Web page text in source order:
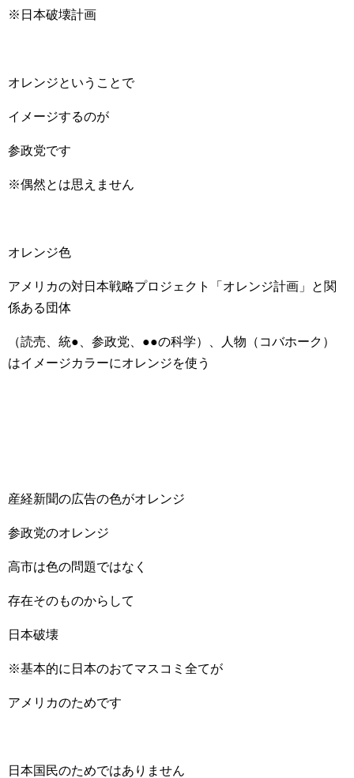
※日本破壊計画
オレンジということで
イメージするのが
参政党です
※偶然とは思えません
オレンジ色
アメリカの対日本戦略プロジェクト「オレンジ計画」と関
係ある団体
（読売、統●、参政党、●●の科学）、人物（コバホーク）
はイメージカラーにオレンジを使う
産経新聞の広告の色がオレンジ
参政党のオレンジ
高市は色の問題ではなく
存在そのものからして
日本破壊
※基本的に日本のおてマスコミ全てが
アメリカのためです
日本国民のためではありません